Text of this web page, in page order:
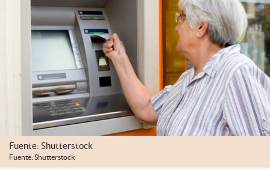
Fuente: Shutterstock
Fuente: Shutterstock